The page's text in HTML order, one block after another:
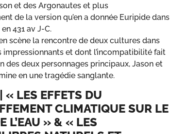
et des Argonautes et plus
de la version qu’en a donnée Euripide dans
431 av J-C.
scène la rencontre de deux cultures dans
impressionnants et dont l’incompatibilité fait
des deux personnages principaux, Jason et
en une tragédie sanglante.
« LES EFFETS DU
CLIMATIQUE SUR LE
L’EAU » & « LES